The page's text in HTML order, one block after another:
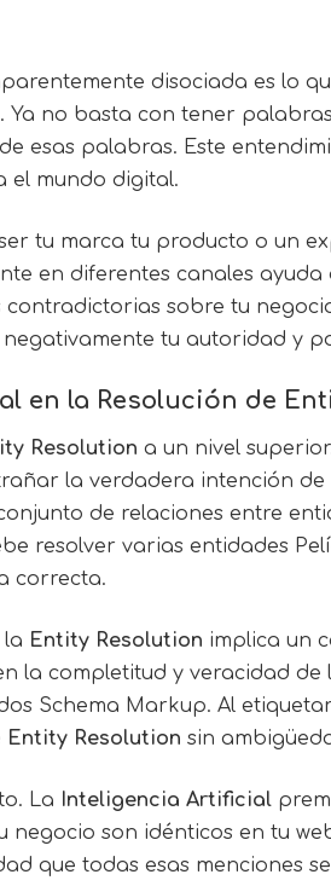
disociada es lo
no basta con tener
esas palabras. Este
el mundo digital.
tu marca tu producto o un
en diferentes canales
contradictorias sobre tu
tu autoridad y
en la Resolución de
Resolution a un nivel
la verdadera intención
de relaciones entre
resolver varias entidades
correcta.
la Entity Resolution implica un
la completitud y veracidad
Schema Markup. Al
Entity Resolution sin
La Inteligencia Artificial
son idénticos en tu
que todas esas menciones